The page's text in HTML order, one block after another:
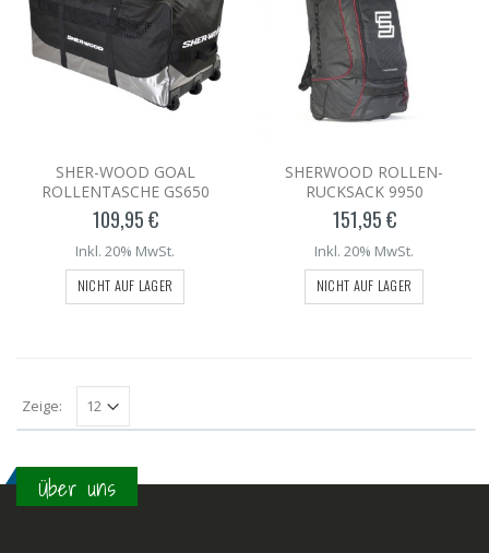
SHER-WOOD GOAL
ROLLENTASCHE GS650
109,95 €
Inkl. 20% MwSt.
NICHT AUF LAGER
SHERWOOD ROLLEN-
RUCKSACK 9950
151,95 €
Inkl. 20% MwSt.
NICHT AUF LAGER
Zeige:
Über uns